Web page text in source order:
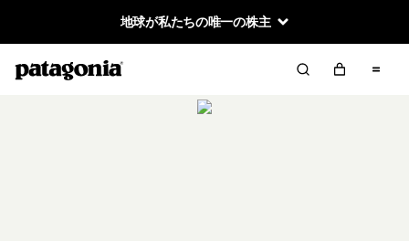
地球が私たちの唯一の株主